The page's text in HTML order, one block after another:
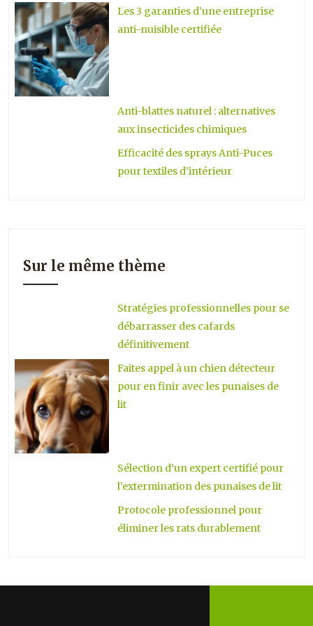
Les 3 garanties d’une entreprise
anti-nuisible certifiée
Anti-blattes naturel : alternatives
aux insecticides chimiques
Efficacité des sprays Anti-Puces
pour textiles d’intérieur
Sur le même thème
Stratégies professionnelles pour se
débarrasser des cafards
définitivement
Faites appel à un chien détecteur
pour en finir avec les punaises de
lit
Sélection d’un expert certifié pour
l’extermination des punaises de lit
Protocole professionnel pour
éliminer les rats durablement